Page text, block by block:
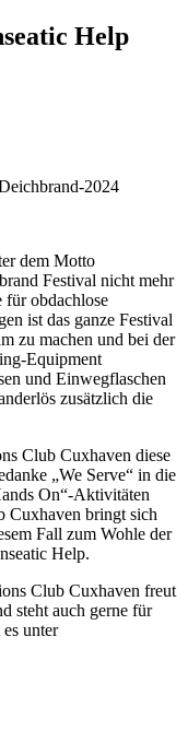
Help
dem Motto
Festival nicht mehr
für obdachlose
ist das ganze Festival
zu machen und bei der
Equipment
und Einwegflaschen
zusätzlich die
Club Cuxhaven diese
„We Serve“ in die
On“-Aktivitäten
Cuxhaven bringt sich
Fall zum Wohle der
Help.
Club Cuxhaven freut
steht auch gerne für
unter